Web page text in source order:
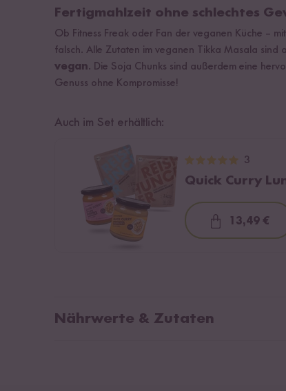
Fertigmahlzeit ohne schlechtes
Ob Fitness Freak oder Fan der veganen Küche –
falsch. Alle Zutaten im veganen Tikka Masala sind
vegan. Die Soja Chunks sind außerdem eine
Genuss ohne Kompromisse!
Auch im Set erhältlich:
3
Quick Curry
13,49 €
Nährwerte & Zutaten